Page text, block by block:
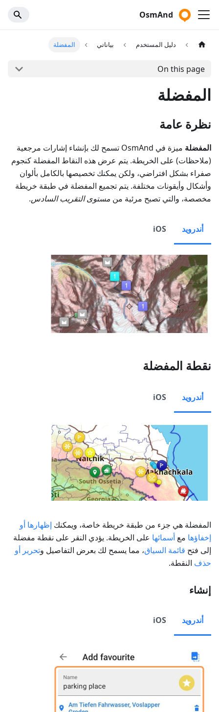
OsmAnd
دليل المستخدم بياناتي المفضلة
On this page
المفضلة
نظرة عامة
المفضلة
ميزة في OsmAnd تسمح لك بإنشاء إشارات مرجعية
(ملاحظات) على الخريطة. يتم عرض هذه النقاط المفضلة كنجوم
صفراء بشكل افتراضي، ولكن يمكنك تخصيصها بالكامل بألوان
وأشكال وأيقونات مختلفة. يتم تجميع المفضلة في طبقة خريطة
مخصصة، والتي تصبح مرئية من مستوى التقريب السادس.
أندرويد iOS
نقطة المفضلة
أندرويد iOS
المفضلة هي جزء من طبقة خريطة خاصة، ويمكنك إظهارها أو
إخفاؤها مع أسمائها على الخريطة. يؤدي النقر على نقطة مفضلة
إلى فتح قائمة السياق، مما يسمح لك بعرض التفاصيل وتحرير أو
حذف النقطة.
إنشاء
أندرويد iOS